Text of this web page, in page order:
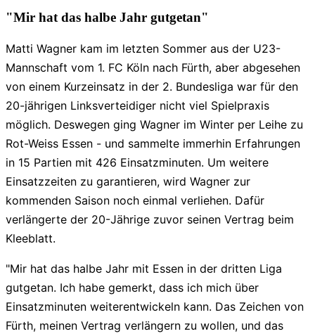
"Mir hat das halbe Jahr gutgetan"
Matti Wagner kam im letzten Sommer aus der U23-
Mannschaft vom 1. FC Köln nach Fürth, aber abgesehen
von einem Kurzeinsatz in der 2. Bundesliga war für den
20-jährigen Linksverteidiger nicht viel Spielpraxis
möglich. Deswegen ging Wagner im Winter per Leihe zu
Rot-Weiss Essen - und sammelte immerhin Erfahrungen
in 15 Partien mit 426 Einsatzminuten. Um weitere
Einsatzzeiten zu garantieren, wird Wagner zur
kommenden Saison noch einmal verliehen. Dafür
verlängerte der 20-Jährige zuvor seinen Vertrag beim
Kleeblatt.
"Mir hat das halbe Jahr mit Essen in der dritten Liga
gutgetan. Ich habe gemerkt, dass ich mich über
Einsatzminuten weiterentwickeln kann. Das Zeichen von
Fürth, meinen Vertrag verlängern zu wollen, und das